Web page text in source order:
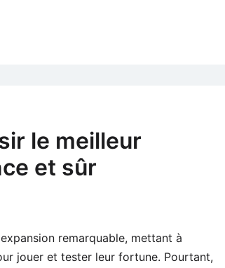
le meilleur
et sûr
remarquable, mettant à
jouer et tester leur fortune. Pourtant,